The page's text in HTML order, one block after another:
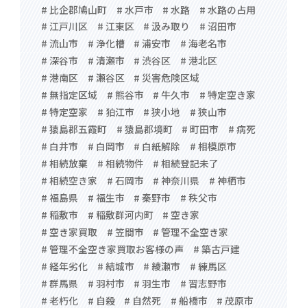
# 比企郡鳩山町
# 水戸市 # 水路
# 水路の占用
# 江戸川区
# 江東区 # 汲み取り
# 沼田市
# 流山市
# 浄化槽 # 浦安市
# 海老名市
# 深谷市
# 清瀬市 # 渋谷区
# 港北区
# 港南区
# 瀬谷区
# 災害危険区域
# 無指定区域
# 熊谷市 # 牛久市
# 特定空き家
# 特定空家
# 狛江市 # 狭小地
# 狭山市
# 猿島郡五霞町
# 猿島郡境町 # 町田市
# 病死
# 白井市
# 白岡市 # 白紙解除
# 相模原市
# 相続放棄
# 相続物件
# 相続登記未了
# 相続空き家
# 石岡市 # 神奈川県
# 神栖市
# 福島県
# 福生市 # 秦野市
# 秩父市
# 稲敷市
# 稲敷群河内町
# 空き家
# 空き家買取
# 笠間市
# 管理不全空き家
# 管理不全空き家買取お客様の声
# 築古戸建
# 経年劣化
# 結城市 # 綾瀬市
# 練馬区
# 群馬県
# 羽村市 # 羽生市
# 習志野市
# 老朽化
# 自殺 # 自然死 # 船橋市
# 茂原市